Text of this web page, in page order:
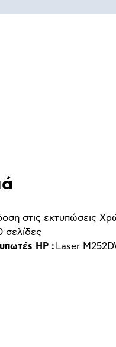
στις εκτυπώσεις
σελίδες
s HP : Laser